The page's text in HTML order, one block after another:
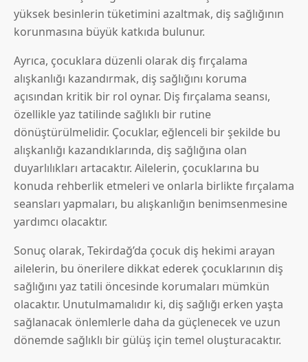
yüksek besinlerin tüketimini azaltmak, diş sağlığının
korunmasına büyük katkıda bulunur.
Ayrıca, çocuklara düzenli olarak diş fırçalama
alışkanlığı kazandırmak, diş sağlığını koruma
açısından kritik bir rol oynar. Diş fırçalama seansı,
özellikle yaz tatilinde sağlıklı bir rutine
dönüştürülmelidir. Çocuklar, eğlenceli bir şekilde bu
alışkanlığı kazandıklarında, diş sağlığına olan
duyarlılıkları artacaktır. Ailelerin, çocuklarına bu
konuda rehberlik etmeleri ve onlarla birlikte fırçalama
seansları yapmaları, bu alışkanlığın benimsenmesine
yardımcı olacaktır.
Sonuç olarak, Tekirdağ’da çocuk diş hekimi arayan
ailelerin, bu önerilere dikkat ederek çocuklarının diş
sağlığını yaz tatili öncesinde korumaları mümkün
olacaktır. Unutulmamalıdır ki, diş sağlığı erken yaşta
sağlanacak önlemlerle daha da güçlenecek ve uzun
dönemde sağlıklı bir gülüş için temel oluşturacaktır.